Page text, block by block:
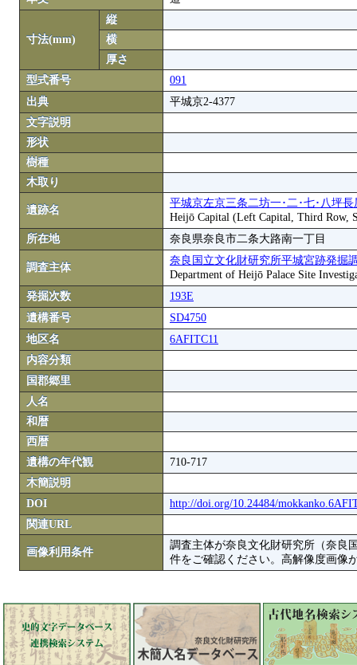
寸法(mm)
縦
横
厚さ
型式番号
091
出典
平城京2-4377
文字説明
形状
樹種
木取り
遺跡名
平城京左京三条二坊一･二･七･八坪長
Heijō Capital (Left Capital, Third Row,
所在地
奈良県奈良市二条大路南一丁目
調査主体
奈良国立文化財研究所平城宮跡発掘
Department of Heijō Palace Site
発掘次数
193E
遺構番号
SD4750
地区名
6AFITC11
内容分類
国郡郷里
人名
和暦
西暦
遺構の年代観
710-717
木簡説明
DOI
http://doi.org/10.24484/
関連URL
画像利用条件
調査主体が奈良文化財研究所（奈良
件をご確認ください。高解像度画像